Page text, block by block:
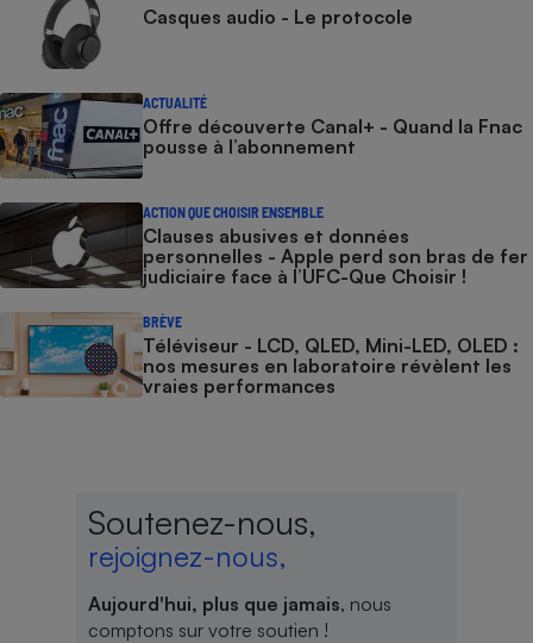
Casques audio - Le protocole
ACTUALITÉ
Offre découverte Canal+ - Quand la Fnac
pousse à l’abonnement
ACTION QUE CHOISIR ENSEMBLE
Clauses abusives et données
personnelles - Apple perd son bras de fer
judiciaire face à l’UFC-Que Choisir !
BRÈVE
Téléviseur - LCD, QLED, Mini-LED, OLED :
nos mesures en laboratoire révèlent les
vraies performances
Soutenez-nous,
rejoignez-nous,
Aujourd'hui, plus que jamais, nous
comptons sur votre soutien !